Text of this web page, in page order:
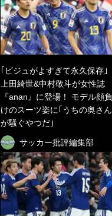
｢ビジュがよすぎて永久保存｣
上田綺世&中村敬斗が女性誌
『anan』に登場！ モデル顔負
けのスーツ姿に｢うちの奥さん
が騒ぐやつだ｣
サッカー批評編集部